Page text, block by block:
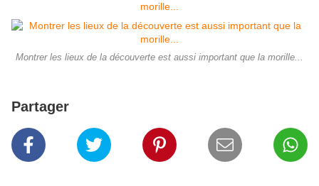
Montrer les lieux de la découverte est aussi important que la morille...
Partager